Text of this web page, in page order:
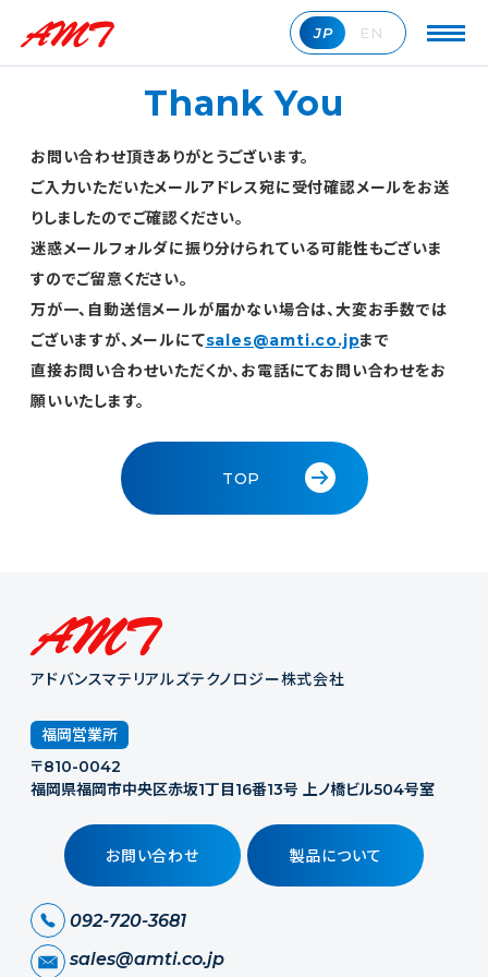
JP EN
Thank You
お問い合わせ頂きありがとうございます。
ご入力いただいたメールアドレス宛に受付確認メールをお送
りしましたのでご確認ください。
迷惑メールフォルダに振り分けられている可能性もございま
すのでご留意ください。
万が一、自動送信メールが届かない場合は、大変お手数では
ございますが、メールにてsales@amti.co.jpまで
直接お問い合わせいただくか、お電話にてお問い合わせをお
願いいたします。
TOP
アドバンスマテリアルズテクノロジー株式会社
福岡営業所
〒810-0042
福岡県福岡市中央区赤坂1丁目16番13号 上ノ橋ビル504号室
お問い合わせ 製品について
092-720-3681
sales@amti.co.jp